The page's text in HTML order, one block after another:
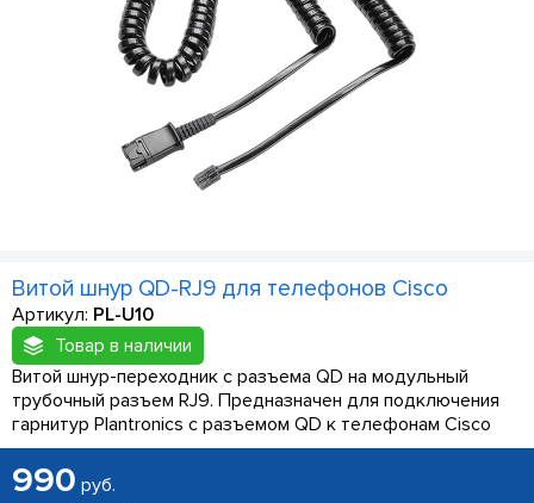
Витой шнур QD-RJ9 для телефонов Cisco
Артикул: PL-U10
Товар в наличии
Витой шнур-переходник с разъема QD на модульный
трубочный разъем RJ9. Предназначен для подключения
гарнитур Plantronics с разъемом QD к телефонам Cisco
990 руб.